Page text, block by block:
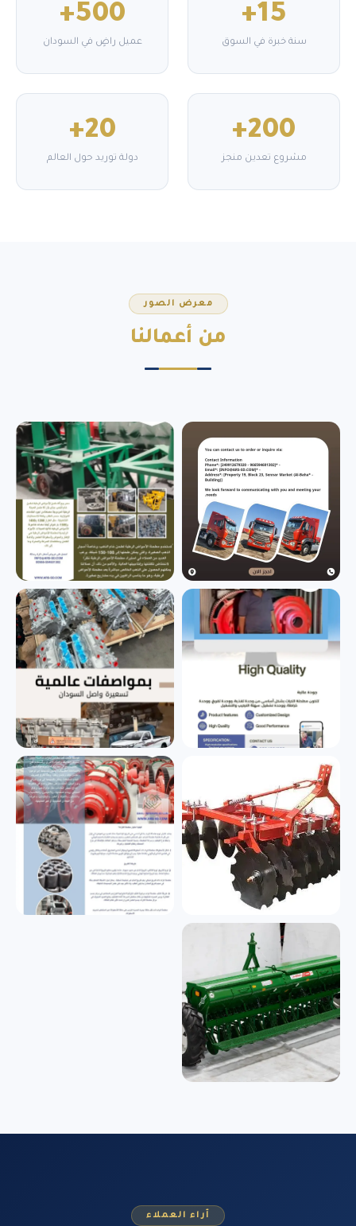
15+
سنة خبرة في السوق
500+
عميل راضٍ في السودان
200+
مشروع تعدين منجز
20+
دولة توريد حول العالم
معرض الصور
من أعمالنا
آراء العملاء